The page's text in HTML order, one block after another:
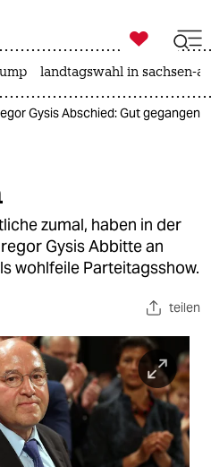
ich

taz zahl ich
landtagswahl in sachsen-
Gysis Abschied: Gut gegangen
zumal, haben in der
Gysis Abbitte an
wohlfeile Parteitagsshow.
teilen